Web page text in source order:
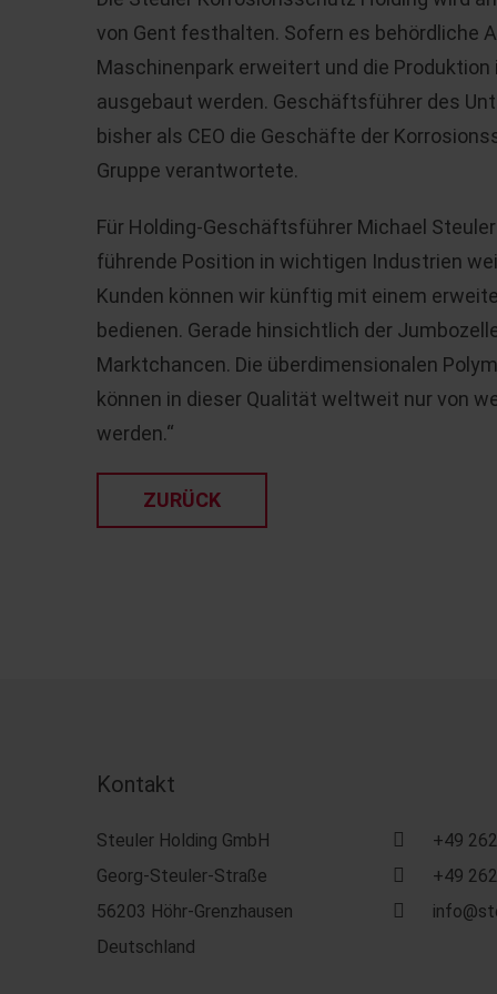
von Gent festhalten. Sofern es behördliche
Maschinenpark erweitert und die
ausgebaut werden. Geschäftsführer des
bisher als CEO die Geschäfte der
Gruppe verantwortete.
Für Holding-Geschäftsführer Michael
führende Position in wichtigen Industrien
Kunden können wir künftig mit einem
bedienen. Gerade hinsichtlich der
Marktchancen. Die überdimensionalen
können in dieser Qualität weltweit nur von
werden.“
ZURÜCK
Kontakt
Steuler Holding GmbH
Georg-Steuler-Straße
56203 Höhr-Grenzhausen
Deutschland
+49
+49